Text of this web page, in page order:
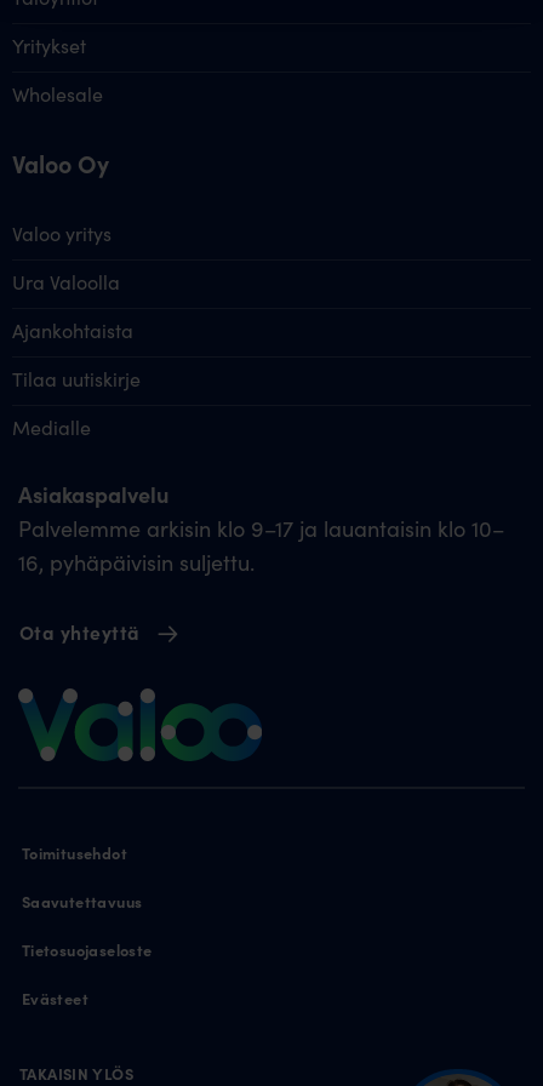
Yritykset
Wholesale
Valoo Oy
Valoo yritys
Ura Valoolla
Ajankohtaista
Tilaa uutiskirje
Medialle
Asiakaspalvelu
Palvelemme arkisin klo 9–17 ja lauantaisin klo 10–
16, pyhäpäivisin suljettu.
Ota yhteyttä
TAKAISIN YLÖS
Toimitusehdot
Saavutettavuus
Tietosuojaseloste
Evästeet